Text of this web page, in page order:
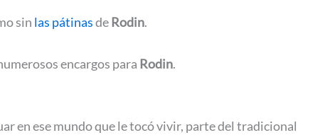
sin las pátinasdeRodin.
encargos para Rodin.
en ese mundo que le tocó vivir, parte del tradicional